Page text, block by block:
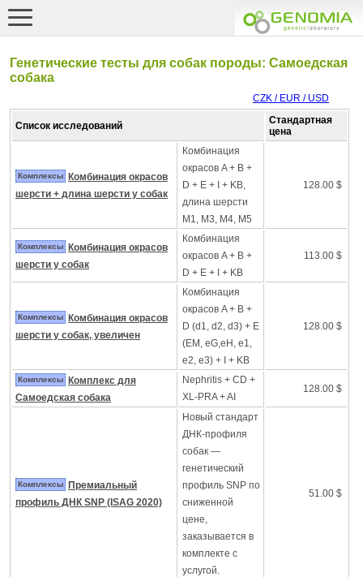
Генетические тесты для собак породы: Самоедская
собака
CZK / EUR / USD
Список исследований
Стандартная
цена
Комплексы
Комбинация окрасов
шерсти + длина шерсти у собак
Комбинация
окрасов A + B +
D + E + I + KB,
длина шерсти
M1, M3, M4, M5
128.00 $
Комплексы
Комбинация окрасов
шерсти у собак
Комбинация
окрасов A + B +
D + E + I + KB
113.00 $
Комплексы
Комбинация окрасов
шерсти у собак, увеличен
Комбинация
окрасов A + B +
D (d1, d2, d3) + E
(EM, eG,eH, e1,
e2, e3) + I + KB
128.00 $
Комплексы
Комплекс для
Самоедская собака
Nephritis + CD +
XL-PRA + AI
128.00 $
Комплексы
Премиальный
профиль ДНК SNP (ISAG 2020)
Новый стандарт
ДНК-профиля
собак —
генетический
профиль SNP по
сниженной
цене,
заказывается в
комплекте с
услугой.
51.00 $